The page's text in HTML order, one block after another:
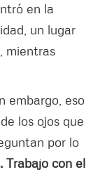
en la
un lugar
mientras
embargo, eso
los ojos que
por lo
Trabajo con el